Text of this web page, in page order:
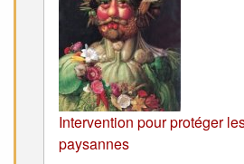
Intervention pour protéger
paysannes